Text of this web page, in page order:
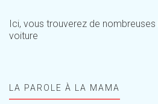
Ici, vous trouverez de
voiture
LA PAROLE À LA MAMA